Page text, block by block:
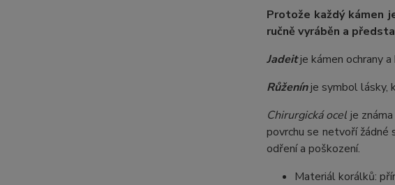
Protože každý kámen
ručně vyráběn a
Jadeitje kámen ochrany
Růženínje symbol lásky,
Chirurgická ocel je
povrchu se netvoří žádné
odření a poškození.
Materiál korálků: